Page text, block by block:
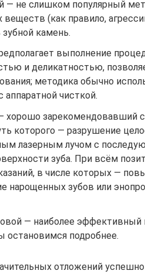
— не слишком популярный
веществ (как правило,
зубной камень.
выполнение
и деликатностью,
методика обычно
аппаратной чисткой.
хорошо зарекомендовавший
которого — разрушение
лазерным лучом с
зуба. При всём
в числе которых —
нарощенных зубов или
— наиболее эффективный
остановимся подробнее.
отложений